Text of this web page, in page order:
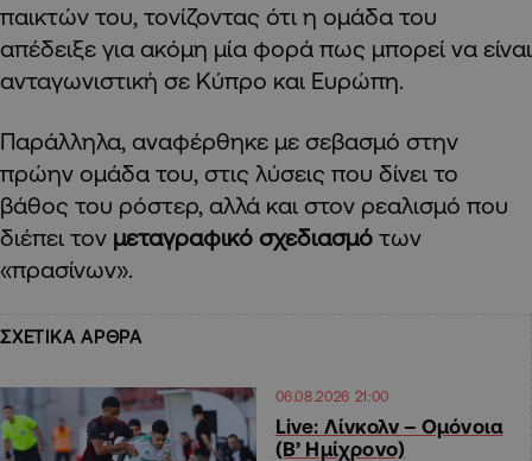
παικτών του, τονίζοντας ότι η ομάδα του
απέδειξε για ακόμη μία φορά πως μπορεί να είναι
ανταγωνιστική σε Κύπρο και Ευρώπη.
Παράλληλα, αναφέρθηκε με σεβασμό στην
πρώην ομάδα του, στις λύσεις που δίνει το
βάθος του ρόστερ, αλλά και στον ρεαλισμό που
διέπει τον μεταγραφικό σχεδιασμό των
«πρασίνων».
ΣΧΕΤΙΚΑ ΑΡΘΡΑ
06.08.2026 21:00
Live: Λίνκολν – Ομόνοια
(Β’ Ημίχρονο)